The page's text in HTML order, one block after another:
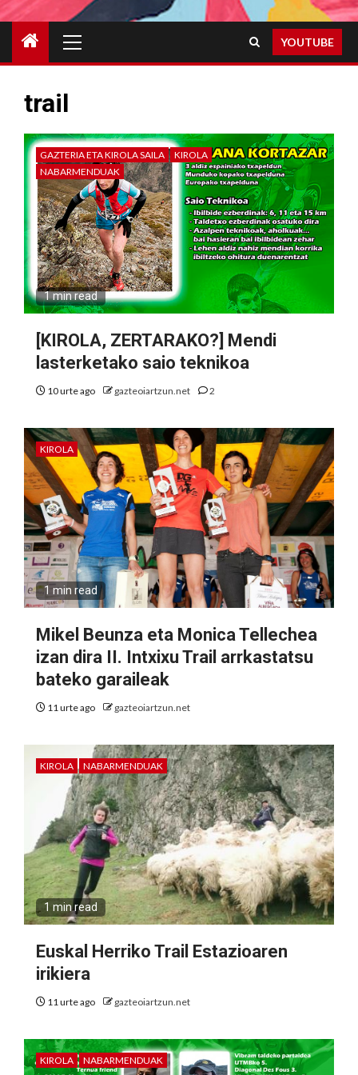
Menu
YOUTUBE
trail
GAZTERIA ETA KIROLA SAILA
KIROLA
NABARMENDUAK
1 min read
[KIROLA, ZERTARAKO?] Mendi
lasterketako saio teknikoa
10 urte ago gazteoiartzun.net 2
KIROLA
1 min read
Mikel Beunza eta Monica Tellechea
izan dira II. Intxixu Trail arrkastatsu
bateko garaileak
11 urte ago gazteoiartzun.net
KIROLA NABARMENDUAK
1 min read
Euskal Herriko Trail Estazioaren
irikiera
11 urte ago gazteoiartzun.net
KIROLA NABARMENDUAK